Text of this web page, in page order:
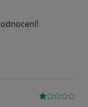
účet byl odstraněn